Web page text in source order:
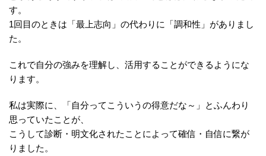
す。
1回目のときは「最上志向」の代わりに「調和性」がありまし
た。
これで自分の強みを理解し、活用することができるようにな
ります。
私は実際に、「自分ってこういうの得意だな～」とふんわり
思っていたことが、
こうして診断・明文化されたことによって確信・自信に繋が
りました。